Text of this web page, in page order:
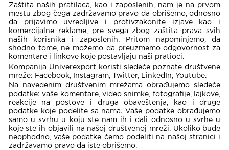
Zaštita naših pratilaca, kao i zaposlenih, nam je na prvom
mestu zbog čega zadržavamo pravo da obrišemo, odnosno
da prijavimo uvredljive i protivzakonite izjave kao i
komercijalne reklame, pre svega zbog zaštita prava svih
naših korisnika i zaposlenih. Pritom napominjemo, da
shodno tome, ne možemo da preuzmemo odgovornost za
komentare i linkove koje postavljaju naši pratioci.
Kompanija Univerexport koristi sledeće poznate društvene
mreže: Facebook, Instagram, Twitter, LinkedIn, Youtube.
Na navedenim društvenim mrežama obrađujemo sledeće
podatke: vaše komentare, video snimke, fotografije, lajkove,
reakcije na postove i druga obaveštenja, kao i druge
podatke koje podelite sa nama. Vaše podatke obrađujemo
samo u svrhu u koju ste nam ih i dali odnosno u svrhe u
koje ste ih objavili na našoj društvenoj mreži. Ukoliko bude
neophodno, vaše podatke ćemo podeliti na našoj stranici i
zadržavamo pravo da iste obrišemo.